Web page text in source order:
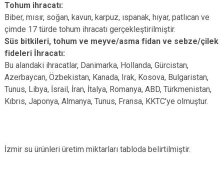
Tohum ihracatı:
Biber, mısır, soğan, kavun, karpuz, ıspanak, hıyar, patlıcan ve
çimde 17 türde tohum ihracatı gerçekleştirilmiştir.
Süs bitkileri, tohum ve meyve/asma fidan ve sebze/çilek
fideleri İhracatı:
Bu alandaki ihracatlar, Danimarka, Hollanda, Gürcistan,
Azerbaycan, Özbekistan, Kanada, Irak, Kosova, Bulgaristan,
Tunus, Libya, İsrail, İran, İtalya, Romanya, ABD, Türkmenistan,
Kıbrıs, Japonya, Almanya, Tunus, Fransa, KKTC’ye olmuştur.
İzmir su ürünleri üretim miktarları tabloda belirtilmiştir.